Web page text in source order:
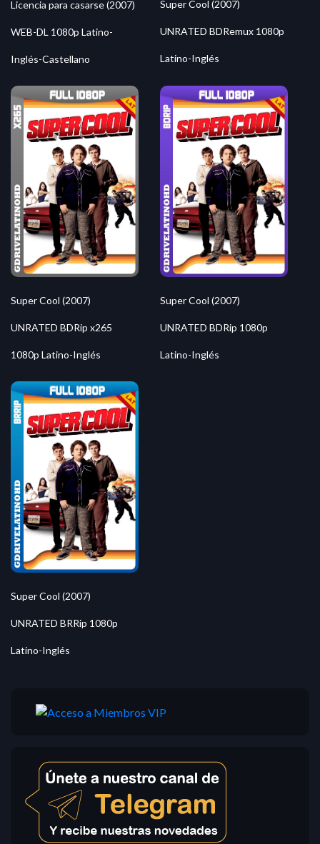
Licencia para casarse (2007)
WEB-DL 1080p Latino-
Inglés-Castellano
Super Cool (2007)
UNRATED BDRemux 1080p
Latino-Inglés
Super Cool (2007)
UNRATED BDRip x265
1080p Latino-Inglés
Super Cool (2007)
UNRATED BDRip 1080p
Latino-Inglés
Super Cool (2007)
UNRATED BRRip 1080p
Latino-Inglés